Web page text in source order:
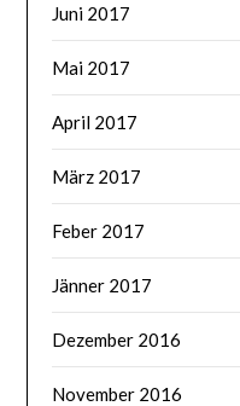
Juni 2017
Mai 2017
April 2017
März 2017
Feber 2017
Jänner 2017
Dezember 2016
November 2016